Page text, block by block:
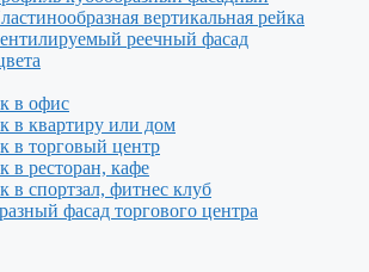
вертикальная рейка
реечный фасад
в офис
в квартиру или дом
в торговый центр
в ресторан, кафе
в спортзал, фитнес клуб
фасад торгового центра